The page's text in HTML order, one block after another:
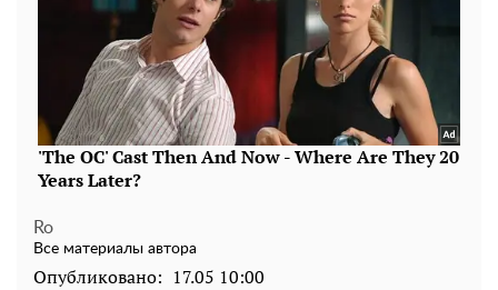
Ro
Все материалы автора
Опубликовано: 17.05 10:00